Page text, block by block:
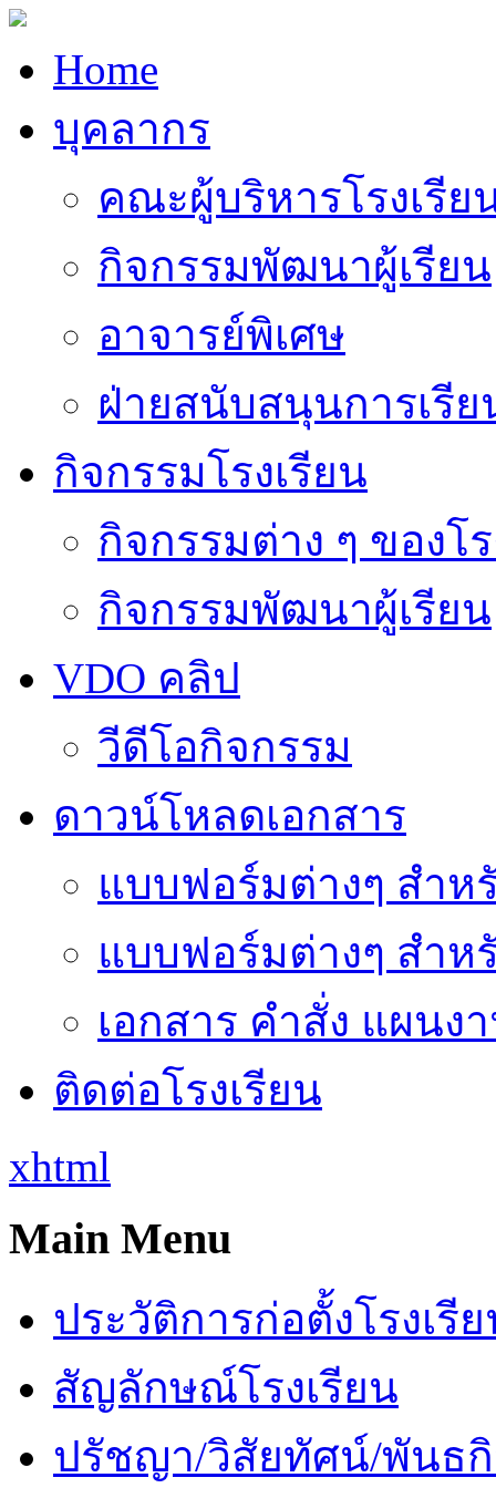
Home
บุคลากร
คณะผู้บริหารโรงเรีย
กิจกรรมพัฒนาผู้เรียน
อาจารย์พิเศษ
ฝ่ายสนับสนุนการเรี
กิจกรรมโรงเรียน
กิจกรรมต่าง ๆ ของโ
กิจกรรมพัฒนาผู้เรียน
VDO คลิป
วีดีโอกิจกรรม
ดาวน์โหลดเอกสาร
แบบฟอร์มต่างๆ สำห
แบบฟอร์มต่างๆ สำห
เอกสาร คำสั่ง แผนง
ติดต่อโรงเรียน
xhtml
Main Menu
ประวัติการก่อตั้งโรงเรี
สัญลักษณ์โรงเรียน
ปรัชญา/วิสัยทัศน์/พันธ